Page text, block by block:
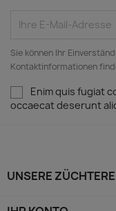
Sie können Ihr
Kontaktinformationen
Enim quis fugiat
occaecat deserunt
UNSERE